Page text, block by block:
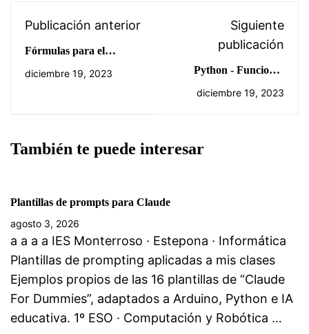
Publicación anterior
Fórmulas para el
umbral de rentabilidad
diciembre 19, 2023
Siguiente
publicación
Python - Funciones
básicas
diciembre 19, 2023
También te puede interesar
Plantillas de prompts para Claude
agosto 3, 2026
a a a a IES Monterroso · Estepona · Informática
Plantillas de prompting aplicadas a mis clases
Ejemplos propios de las 16 plantillas de “Claude
For Dummies”, adaptados a Arduino, Python e IA
educativa. 1º ESO · Computación y Robótica …